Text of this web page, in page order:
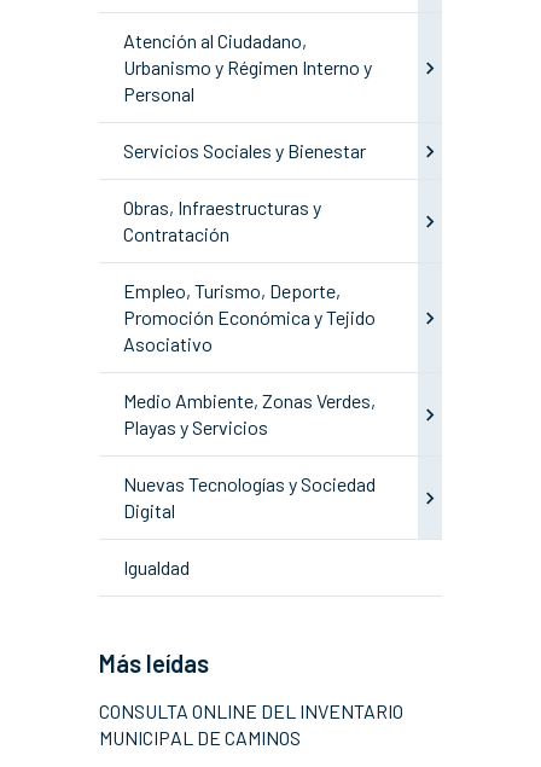
Atención al Ciudadano,
Urbanismo y Régimen Interno y
Personal
Servicios Sociales y Bienestar
Obras, Infraestructuras y
Contratación
Empleo, Turismo, Deporte,
Promoción Económica y Tejido
Asociativo
Medio Ambiente, Zonas Verdes,
Playas y Servicios
Nuevas Tecnologías y Sociedad
Digital
Igualdad
Más leídas
CONSULTA ONLINE DEL INVENTARIO
MUNICIPAL DE CAMINOS